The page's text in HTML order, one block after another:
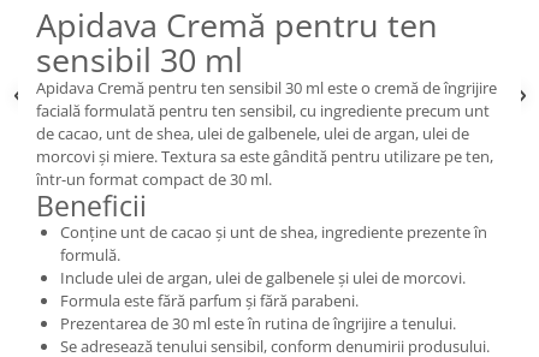
Apidava Cremă pentru ten
sensibil 30 ml
Apidava Cremă pentru ten sensibil 30 ml este o cremă de îngrijire
facială formulată pentru ten sensibil, cu ingrediente precum unt
de cacao, unt de shea, ulei de galbenele, ulei de argan, ulei de
morcovi și miere. Textura sa este gândită pentru utilizare pe ten,
într-un format compact de 30 ml.
Beneficii
Conține unt de cacao și unt de shea, ingrediente prezente în
formulă.
Include ulei de argan, ulei de galbenele și ulei de morcovi.
Formula este fără parfum și fără parabeni.
Prezentarea de 30 ml este în rutina de îngrijire a tenului.
Se adresează tenului sensibil, conform denumirii produsului.